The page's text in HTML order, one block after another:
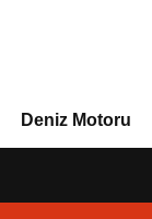
Deniz Motoru